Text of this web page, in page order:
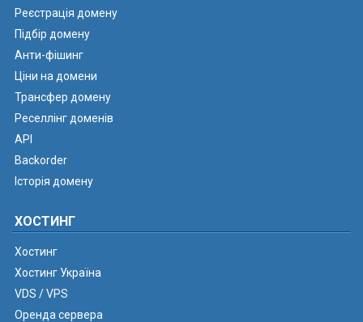
Реєстрація домену
Підбір домену
Анти-фішинг
Ціни на домени
Трансфер домену
Реселлінг доменів
API
Backorder
Історія домену
ХОСТИНГ
Хостинг
Хостинг Україна
VDS / VPS
Оренда сервера